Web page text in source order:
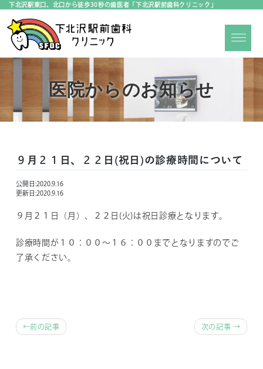
下北沢駅東口、北口から徒歩30秒の歯医者「下北沢駅前歯科クリニック」
医院からのお知らせ
９月２１日、２２日(祝日)の診療時間について
公開日:2020.9.16
更新日:2020.9.16
９月２１日（月）、２２日(火)は祝日診療となります。
診療時間が１０：００～１６：００までとなりますのでご
了承ください。
前前の記事 次の記事